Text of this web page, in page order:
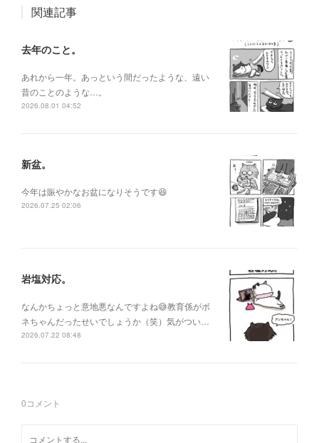
関連記事
去年のこと。
あれから一年。あっという間だったような、遠い
昔のことのような…。
2026.08.01 04:52
新盆。
今年は賑やかなお盆になりそうです😆
2026.07.25 02:06
岩塩対応。
なんかちょっと意地悪なんですよね😅教育係がボ
ネちゃんだったせいでしょうか（笑）気がつい…
2026.07.22 08:48
0コメント